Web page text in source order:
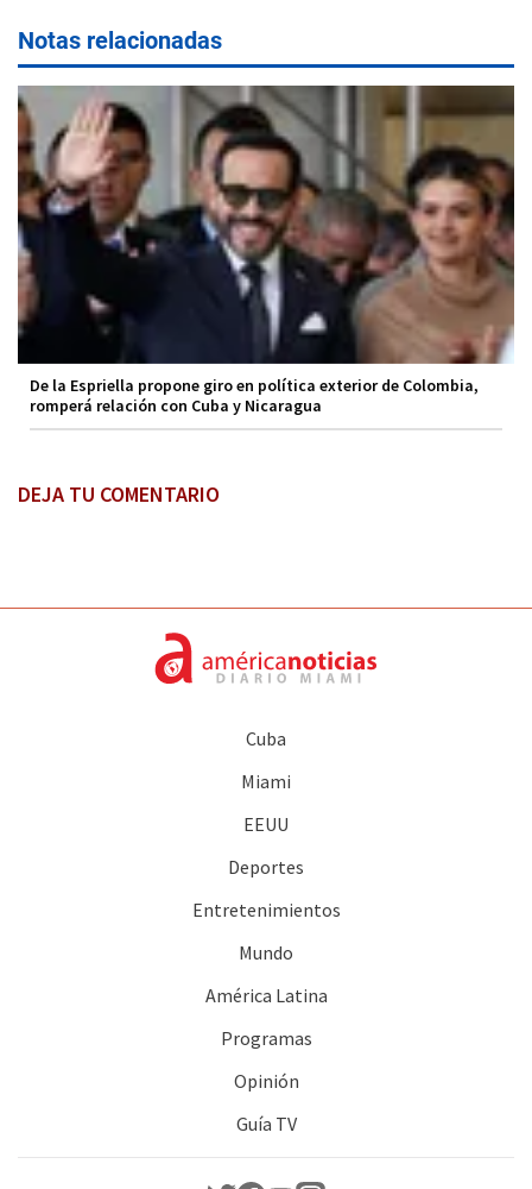
Notas relacionadas
De la Espriella propone giro en política exterior de Colombia,
romperá relación con Cuba y Nicaragua
DEJA TU COMENTARIO
Cuba
Miami
EEUU
Deportes
Entretenimientos
Mundo
América Latina
Programas
Opinión
Guía TV